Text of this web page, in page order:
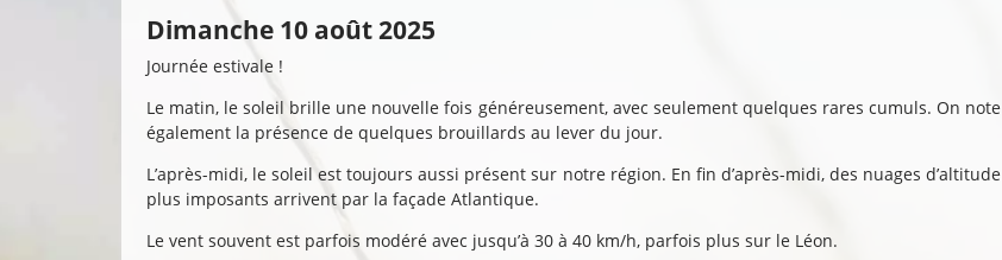
Dimanche 10 août 2025
Journée estivale !
Le matin, le soleil brille une nouvelle fois généreusement, avec seulement quelques rares cumuls. On note
également la présence de quelques brouillards au lever du jour.
L’après-midi, le soleil est toujours aussi présent sur notre région. En fin d’après-midi, des nuages d’altitude
plus imposants arrivent par la façade Atlantique.
Le vent souvent est parfois modéré avec jusqu’à 30 à 40 km/h, parfois plus sur le Léon.